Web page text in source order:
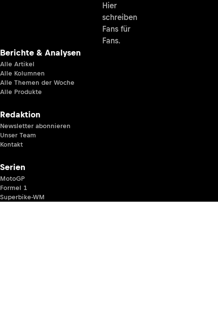
Hier
schreiben
Fans für
Fans.
Berichte & Analysen
Alle Artikel
Alle Kolumnen
Alle Themen der Woche
Alle Produkte
Redaktion
Newsletter abonnieren
Unser Team
Kontakt
Serien
MotoGP
Formel 1
Superbike-WM